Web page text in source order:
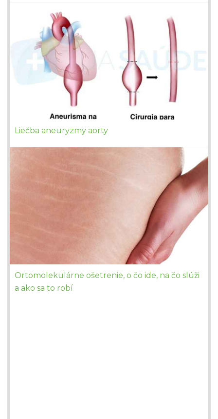
Liečba aneuryzmy aorty
Ortomolekulárne ošetrenie, o čo ide, na čo slúži
a ako sa to robí